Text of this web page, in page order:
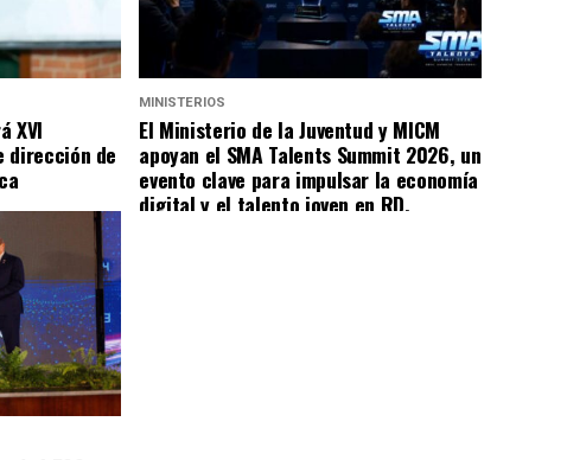
XVI
dirección de
MINISTERIOS
El Ministerio de la Juventud y MICM
apoyan el SMA Talents Summit 2026, un
evento clave para impulsar la economía
digital y el talento joven en RD.